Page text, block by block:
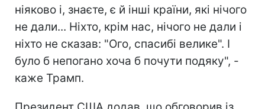
ніяково і, знаєте, є й інші країни, які нічого
не дали... Ніхто, крім нас, нічого не дали і
ніхто не сказав: "Ого, спасибі велике". І
було б непогано хоча б почути подяку", -
каже Трамп.